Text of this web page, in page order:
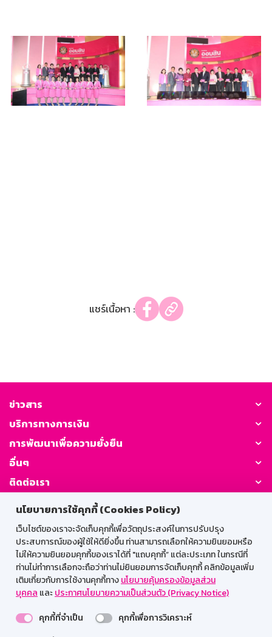
นโยบายการใช้คุกกี้ (Cookies Policy)
เว็บไซต์ของเราจะจัดเก็บคุกกี้เพื่อวัตถุประสงค์ในการปรับปรุง
ประสบการณ์ของผู้ใช้ให้ดียิ่งขึ้น ท่านสามารถเลือกให้ความยินยอมหรือ
ไม่ให้ความยินยอมคุกกี้ของเราได้ที่ "แถบคุกกี้” แต่ละประเภท ในกรณีที่
ท่านไม่ทำการเลือกจะถือว่าท่านไม่ยินยอมการจัดเก็บคุกกี้ คลิกข้อมูลเพิ่ม
เติมเกี่ยวกับการใช้งานคุกกี้ทางนโยบายคุ้มครองข้อมูลส่วน
บุคคล และประกาศนโยบายความเป็นส่วนตัว (Privacy Notice)
คุกกี้ที่จำเป็น
คุกกี้เพื่อการวิเคราะห์
แชร์เนื้อหา :
ข่าวสาร
บริการทางการเงิน
การพัฒนาเพื่อความยั่งยืน
อื่นๆ
ติดต่อเรา
GSB Society:
สำหรับพนักงาน
Web HR
GSB Wisdom
M-Search
เข้าสู่ระบบเน็ตเมล